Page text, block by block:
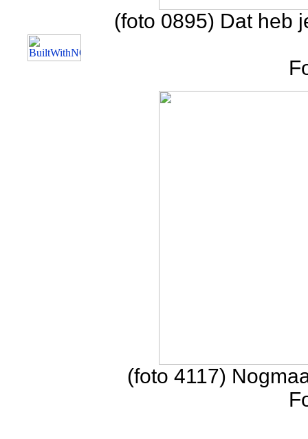
(foto 0895) Dat heb
(foto 4117)